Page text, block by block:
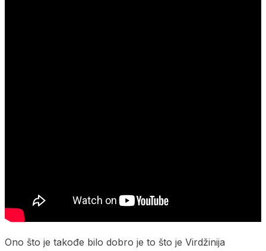
Ono što je takođe bilo dobro je to što je Virdžinija